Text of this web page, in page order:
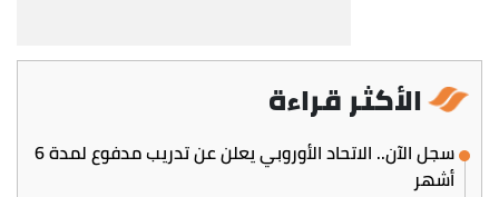
الأكثر قراءة
سجل الآن.. الاتحاد الأوروبي يعلن عن تدريب مدفوع لمدة 6
أشهر